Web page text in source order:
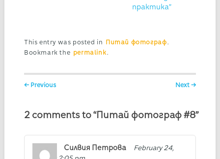
практика”
This entry was posted in Питай фотограф .
Bookmark the permalink .
Post navigation
← Previous Next →
2 comments to “Питай фотограф #8”
Силвия Петрова
February 24,